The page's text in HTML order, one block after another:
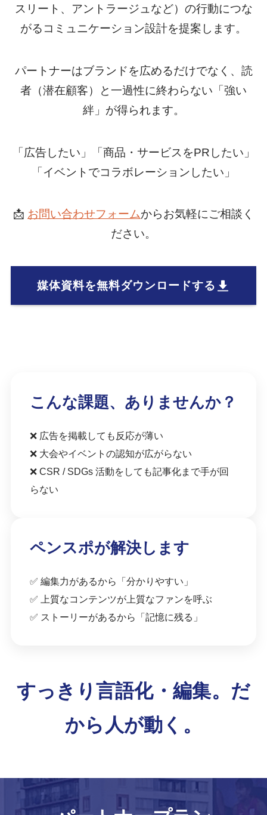
スリート、アントラージュなど）の行動につな
がるコミュニケーション設計を提案します。
パートナーはブランドを広めるだけでなく、読
者（潜在顧客）と一過性に終わらない「強い
絆」が得られます。
「広告したい」「商品・サービスをPRしたい」
「イベントでコラボレーションしたい」
📩 お問い合わせフォームからお気軽にご相談く
ださい。
媒体資料を無料ダウンロードする
こんな課題、ありませんか？
❌ 広告を掲載しても反応が薄い
❌ 大会やイベントの認知が広がらない
❌ CSR / SDGs 活動をしても記事化まで手が回
らない
ペンスポが解決します
✅ 編集力があるから「分かりやすい」
✅ 上質なコンテンツが上質なファンを呼ぶ
✅ ストーリーがあるから「記憶に残る」
すっきり言語化・編集。だ
から人が動く。